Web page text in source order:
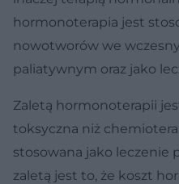
hormonoterapia jest
nowotworów we
paliatywnym oraz jako
Zaletą hormonoterapii
toksyczna niż
stosowana jako leczenie
zaletą jest to, że koszt